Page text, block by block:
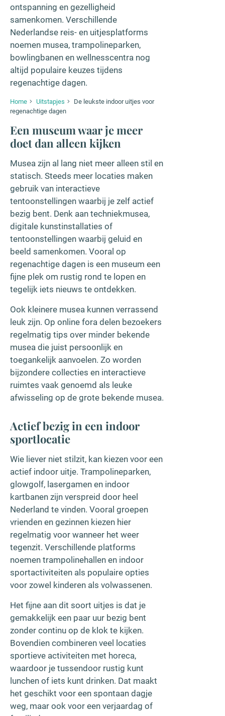
ontspanning en gezelligheid
samenkomen. Verschillende
Nederlandse reis- en uitjesplatforms
noemen musea, trampolineparken,
bowlingbanen en wellnesscentra nog
altijd populaire keuzes tijdens
regenachtige dagen.
Home Uitstapjes
De leukste indoor uitjes voor
regenachtige dagen
Een museum waar je meer
doet dan alleen kijken
Musea zijn al lang niet meer alleen stil en
statisch. Steeds meer locaties maken
gebruik van interactieve
tentoonstellingen waarbij je zelf actief
bezig bent. Denk aan techniekmusea,
digitale kunstinstallaties of
tentoonstellingen waarbij geluid en
beeld samenkomen. Vooral op
regenachtige dagen is een museum een
fijne plek om rustig rond te lopen en
tegelijk iets nieuws te ontdekken.
Ook kleinere musea kunnen verrassend
leuk zijn. Op online fora delen bezoekers
regelmatig tips over minder bekende
musea die juist persoonlijk en
toegankelijk aanvoelen. Zo worden
bijzondere collecties en interactieve
ruimtes vaak genoemd als leuke
afwisseling op de grote bekende musea.
Actief bezig in een indoor
sportlocatie
Wie liever niet stilzit, kan kiezen voor een
actief indoor uitje. Trampolineparken,
glowgolf, lasergamen en indoor
kartbanen zijn verspreid door heel
Nederland te vinden. Vooral groepen
vrienden en gezinnen kiezen hier
regelmatig voor wanneer het weer
tegenzit. Verschillende platforms
noemen trampolinehallen en indoor
sportactiviteiten als populaire opties
voor zowel kinderen als volwassenen.
Het fijne aan dit soort uitjes is dat je
gemakkelijk een paar uur bezig bent
zonder continu op de klok te kijken.
Bovendien combineren veel locaties
sportieve activiteiten met horeca,
waardoor je tussendoor rustig kunt
lunchen of iets kunt drinken. Dat maakt
het geschikt voor een spontaan dagje
weg, maar ook voor een verjaardag of